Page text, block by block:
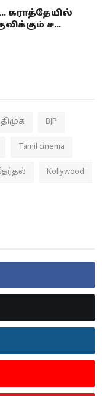
கராத்தேயில்
ச...
திமுக BJP
Tamil cinema
Kollywood